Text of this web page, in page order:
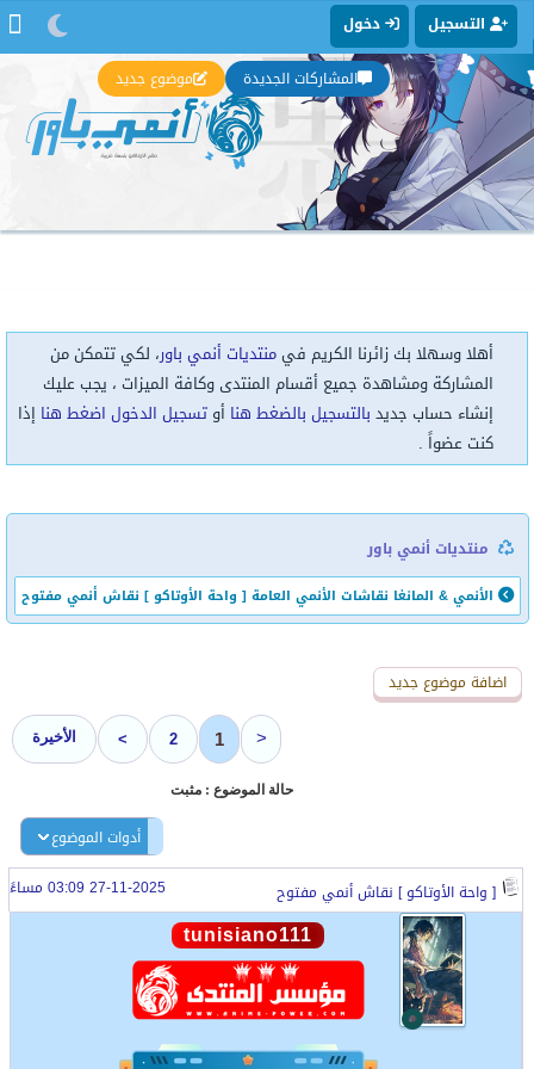
التسجيل دخول
المشاركات الجديدة موضوع جديد
أهلا وسهلا بك زائرنا الكريم فيمنتديات أنمي باور، لكي تتمكن من
المشاركة ومشاهدة جميع أقسام المنتدى وكافة الميزات ، يجب عليك
إنشاء حساب جديد بالتسجيل بالضغط هنا أوتسجيل الدخول اضغط هنا إذا
كنت عضواً .
منتديات أنمي باور
الأنمي & المانغا نقاشات الأنمي العامة [ واحة الأوتاكو ] نقاش أنمي مفتوح
اضافة رد جديد
اضافة موضوع جديد
<
1
2
> الأخيرة
حالة الموضوع : مثبت
أدوات الموضوع
[ واحة الأوتاكو ] نقاش أنمي مفتوح 27-11-2025 03:09 مساءً
tunisiano111